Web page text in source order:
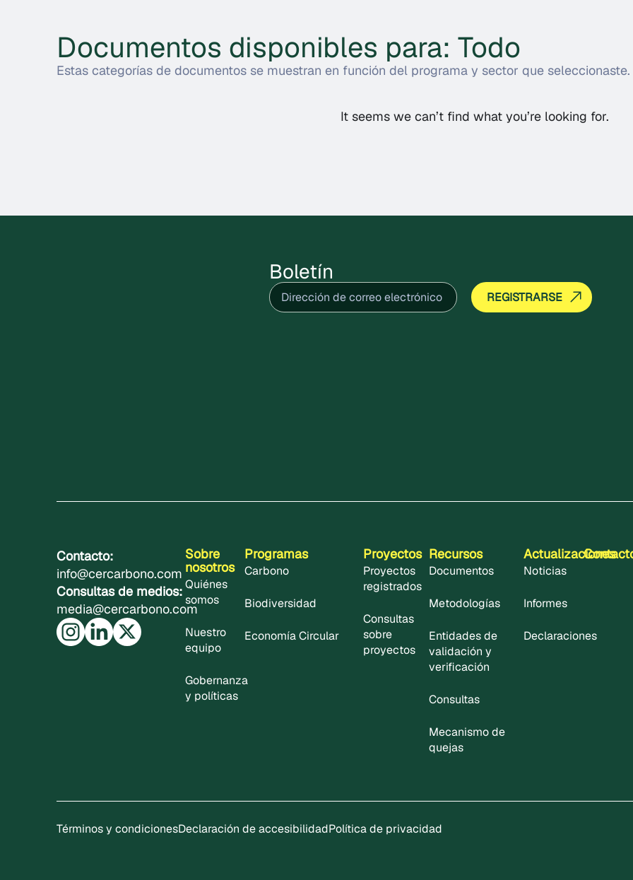
Documentos disponibles para: Todo
Estas categorías de documentos se muestran en función del programa y sector que seleccionaste.
It seems we can’t find what you’re looking for.
Boletín
Correo
electrónico (Obligatorio)
Contacto:
info@cercarbono.com
Consultas de medios:
media@cercarbono.com
Sobre
nosotros
Quiénes
somos
Nuestro
equipo
Gobernanza
y políticas
Programas
Carbono
Biodiversidad
Economía Circular
Proyectos
Proyectos
registrados
Consultas
sobre
proyectos
Recursos
Documentos
Metodologías
Entidades de
validación y
verificación
Consultas
Mecanismo de
quejas
Actualizaciones
Noticias
Informes
Declaraciones
Términos y condicionesDeclaración de accesibilidadPolítica de privacidad